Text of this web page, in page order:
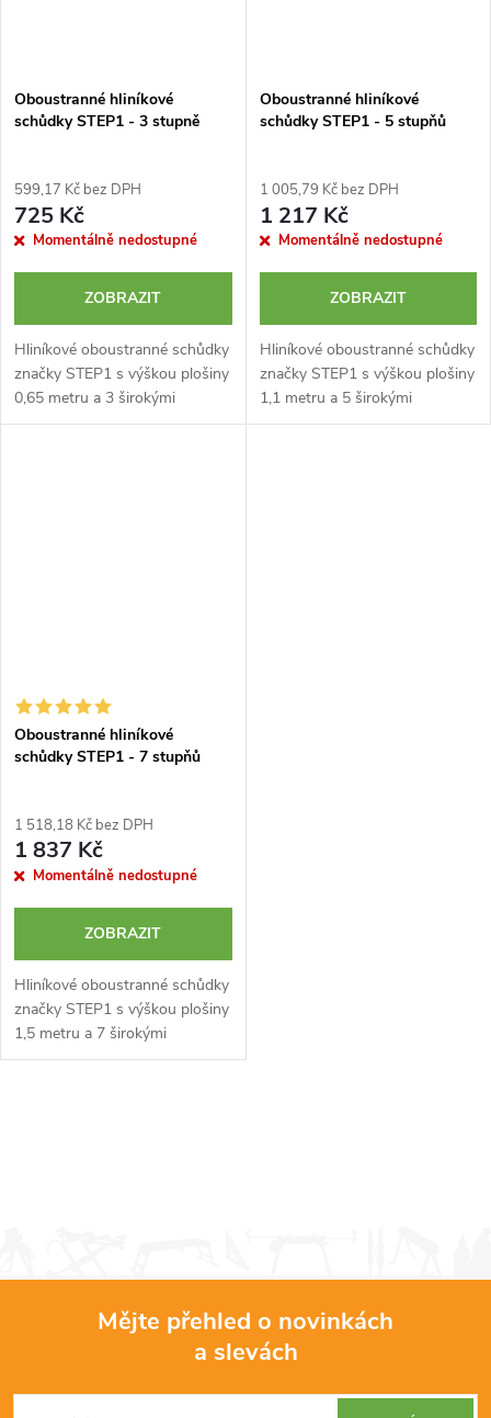
Oboustranné hliníkové
schůdky STEP1 - 3 stupně
599,17 Kč bez DPH
725 Kč
Momentálně nedostupné
ZOBRAZIT
Hliníkové oboustranné schůdky
značky STEP1 s výškou plošiny
0,65 metru a 3 širokými
protiskluzovými stupni. Velmi
Oboustranné hliníkové
schůdky STEP1 - 5 stupňů
1 005,79 Kč bez DPH
1 217 Kč
Momentálně nedostupné
ZOBRAZIT
Hliníkové oboustranné schůdky
značky STEP1 s výškou plošiny
1,1 metru a 5 širokými
protiskluzovými stupni. Velmi
Oboustranné hliníkové
schůdky STEP1 - 7 stupňů
1 518,18 Kč bez DPH
1 837 Kč
Momentálně nedostupné
ZOBRAZIT
Hliníkové oboustranné schůdky
značky STEP1 s výškou plošiny
1,5 metru a 7 širokými
protiskluzovými stupni. Velmi
c
Mějte přehled o novinkách
a slevách